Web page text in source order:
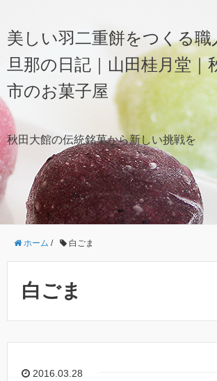
美しい羽二重餅をつくる職
旦那の日記｜山田桂月堂｜
市のお菓子屋
秋田大館の伝統銘菓から新しい挑戦を
ホーム / 白ごま
白ごま
2016.03.28